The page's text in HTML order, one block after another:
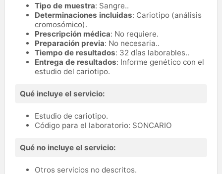
Tipo de muestra: Sangre..
Determinaciones incluidas: Cariotipo (análisis
cromosómico).
Prescripción médica: No requiere.
Preparación previa: No necesaria..
Tiempo de resultados: 32 días laborables..
Entrega de resultados: Informe genético con el
estudio del cariotipo.
Qué incluye el servicio:
Estudio de cariotipo.
Código para el laboratorio: SONCARIO
Qué no incluye el servicio:
Otros servicios no descritos.